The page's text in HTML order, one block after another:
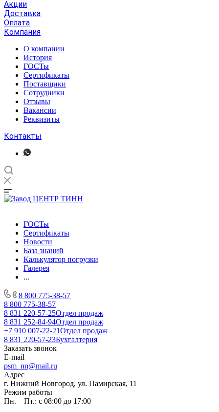
Акции
Доставка
Оплата
Компания
О компании
История
ГОСТы
Сертификаты
Поставщики
Сотрудники
Отзывы
Вакансии
Реквизиты
Контакты
ГОСТы
Сертификаты
Новости
База знаний
Калькулятор погрузки
Галерея
...
8 800 775-38-57
8 800 775-38-57
8 831 220-57-25Отдел продаж
8 831 252-84-94Отдел продаж
+7 910 007-22-21Отдел продаж
8 831 220-57-23Бухгалтерия
Заказать звонок
E-mail
psm_nn@mail.ru
Адрес
г. Нижний Новгород, ул. Памирская, 11
Режим работы
Пн. – Пт.: с 08:00 до 17:00